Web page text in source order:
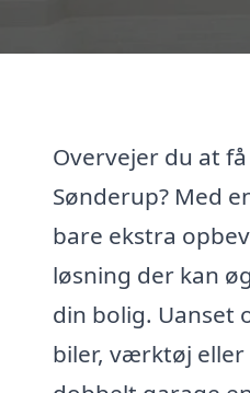
Overvejer du at
Sønderup? Med
bare ekstra
løsning der kan
din bolig. Uanset
biler, værktøj eller